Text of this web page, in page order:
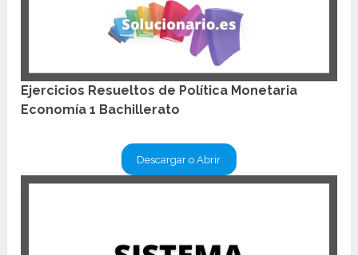
Ejercicios Resueltos de Política Monetaria
Economía 1 Bachillerato
Descargar o Abrir